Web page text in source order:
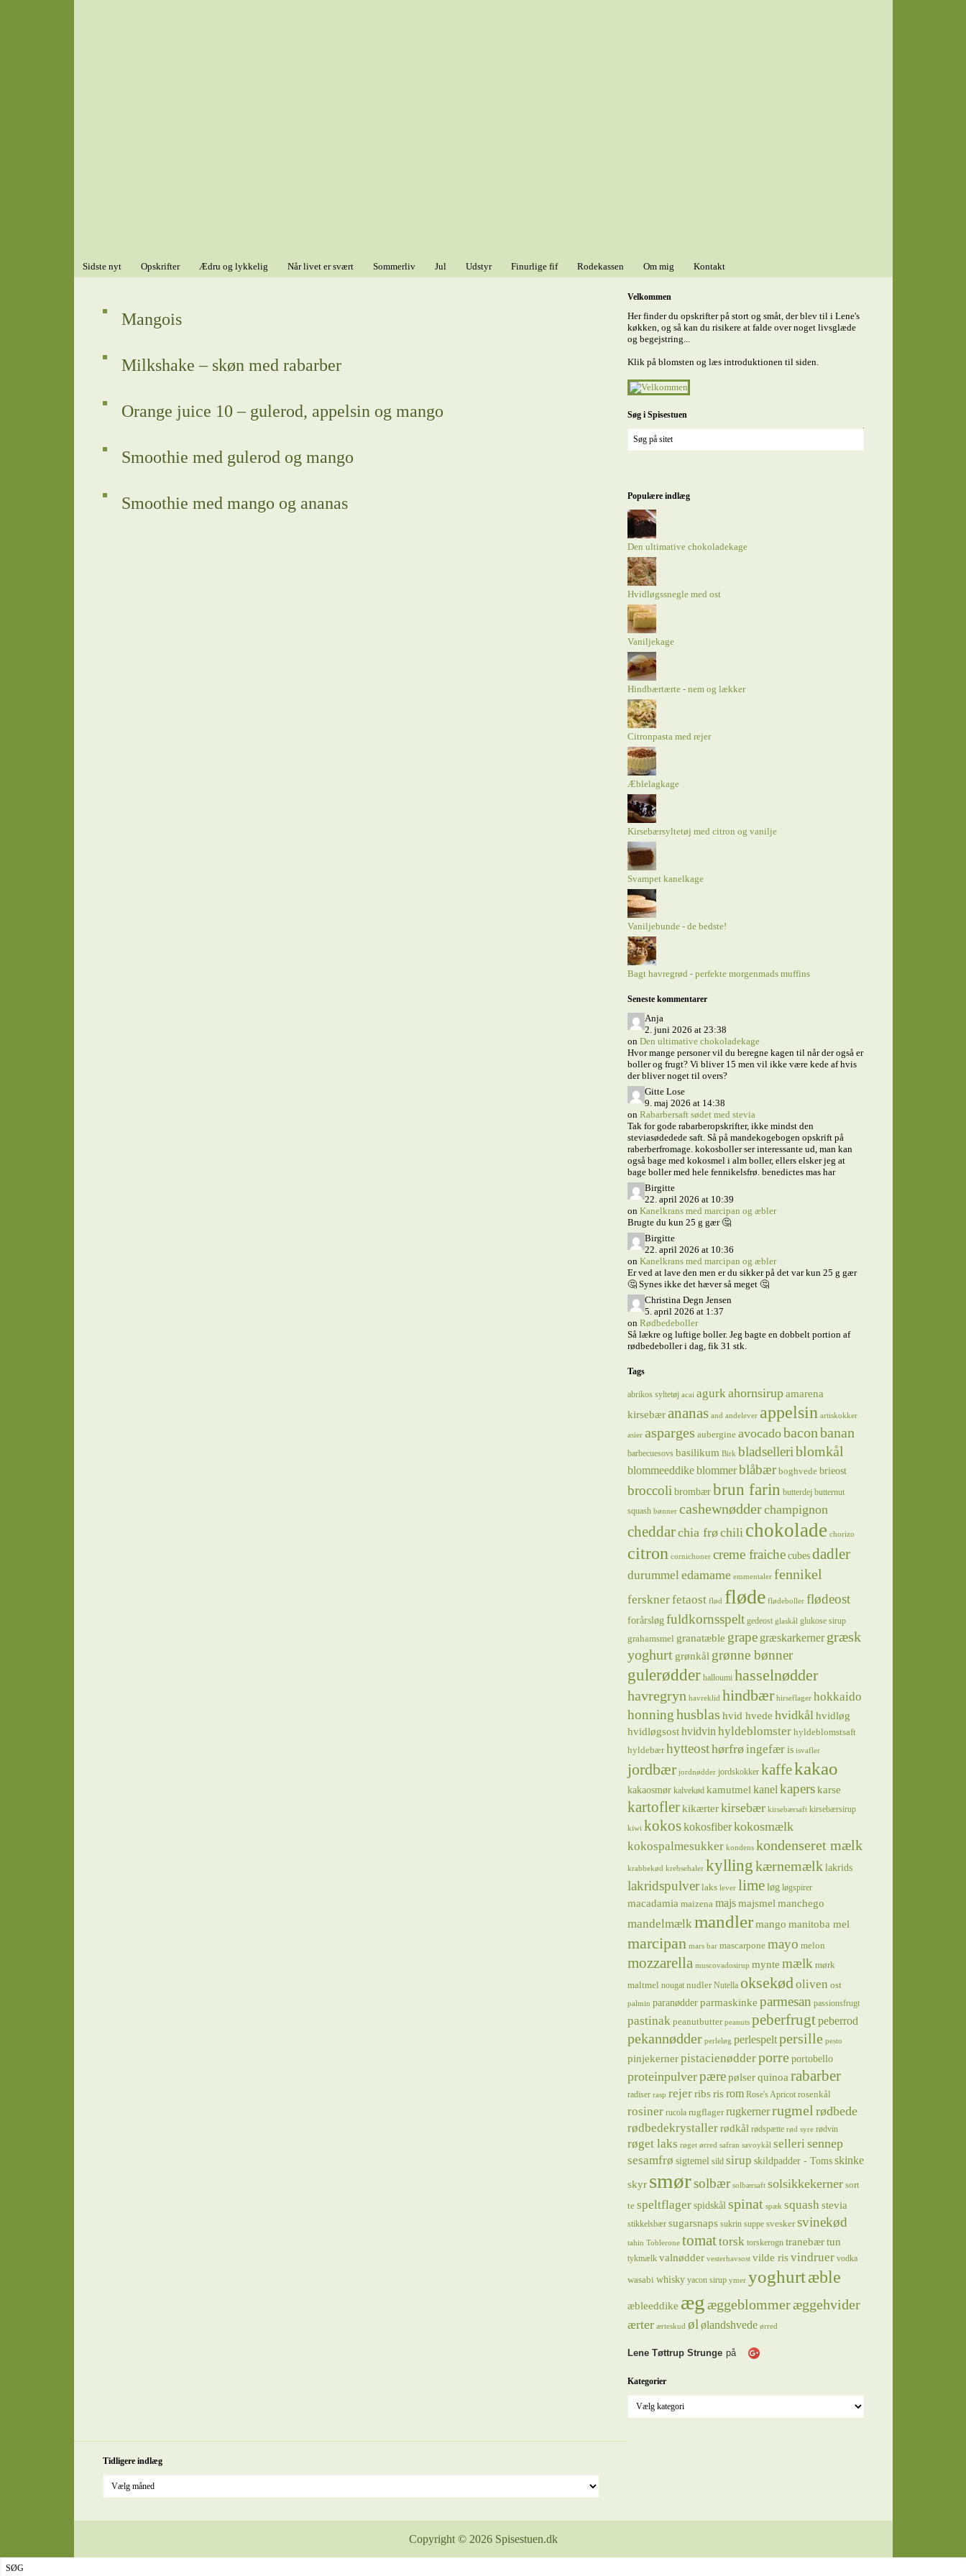
Sidste nyt Opskrifter Ædru og lykkelig Når livet er svært Sommerliv Jul Udstyr Finurlige fif Rodekassen Om mig Kontakt
Mangois
Milkshake – skøn med rabarber
Orange juice 10 – gulerod, appelsin og mango
Smoothie med gulerod og mango
Smoothie med mango og ananas
Velkommen
Her finder du opskrifter på stort og småt, der blev til i Lene's
køkken, og så kan du risikere at falde over noget livsglæde
og begejstring...
Klik på blomsten og læs introduktionen til siden.
Søg i Spisestuen
Populære indlæg
Den ultimative chokoladekage
Hvidløgssnegle med ost
Vaniljekage
Hindbærtærte - nem og lækker
Citronpasta med rejer
Æblelagkage
Kirsebærsyltetøj med citron og vanilje
Svampet kanelkage
Vaniljebunde - de bedste!
Bagt havregrød - perfekte morgenmads muffins
Seneste kommentarer
Anja
2. juni 2026 at 23:38
on Den ultimative chokoladekage
Hvor mange personer vil du beregne kagen til når der også er
boller og frugt? Vi bliver 15 men vil ikke være kede af hvis
der bliver noget til overs?
Gitte Lose
9. maj 2026 at 14:38
on Rabarbersaft sødet med stevia
Tak for gode rabarberopskrifter, ikke mindst den
steviasødedede saft. Så på mandekogebogen opskrift på
raberberfromage. kokosboller ser interessante ud, man kan
også bage med kokosmel i alm boller, ellers elsker jeg at
bage boller med hele fennikelsfrø. benedictes mas har
Birgitte
22. april 2026 at 10:39
on Kanelkrans med marcipan og æbler
Brugte du kun 25 g gær 🤔
Birgitte
22. april 2026 at 10:36
on Kanelkrans med marcipan og æbler
Er ved at lave den men er du sikker på det var kun 25 g gær
🤔 Synes ikke det hæver så meget 🤔
Christina Degn Jensen
5. april 2026 at 1:37
on Rødbedeboller
Så lækre og luftige boller. Jeg bagte en dobbelt portion af
rødbedeboller i dag, fik 31 stk.
Tags
abrikos syltetøj acai agurkahornsirup amarena
kirsebær ananas and andelever appelsin artiskokker
asier asparges aubergine avocadobaconbanan
barbecuesovs basilikum Birk bladselleriblomkål
blommeeddikeblommerblåbær boghvede brieost
broccoli brombær brun farin butterdej butternut
squash bønner cashewnødderchampignon
cheddarchia frøchili chokolade chorizo
citron cornichoner creme fraiche cubes dadler
durummeledamame emmentaler fennikel
fersknerfetaost flød fløde flødeboller flødeost
forårsløg fuldkornsspelt gedeost glaskål glukose sirup
grahamsmel granatæble grape græskarkerner græsk
yoghurt grønkål grønne bønner
gulerødder halloumi hasselnødder
havregryn havreklid hindbær hirseflager hokkaido
honninghusblas hvid hvede hvidkål hvidløg
hvidløgsost hvidvin hyldeblomster hyldeblomstsaft
hyldebær hytteosthørfrøingefær is isvafler
jordbær jordnødder jordskokker kaffekakao
kakaosmør kalvekød kamutmel kanelkapers karse
kartofler kikærter kirsebær kirsebærsaft kirsebærsirup
kiwi kokos kokosfiber kokosmælk
kokospalmesukker kondens kondenseret mælk
krabbekød krebsehaler kyllingkærnemælk lakrids
lakridspulver laks lever lime løg løgspirer
macadamia maizena majs majsmel manchego
mandelmælkmandler mango manitoba mel
marcipan mars bar mascarpone mayo melon
mozzarella muscovadosirup mynte mælk mørk
maltmel nougat nudler Nutella oksekødoliven ost
palmin paranødder parmaskinke parmesan passionsfrugt
pastinak peanutbutter peanuts peberfrugtpeberrod
pekannødder perleløg perlespelt persille pesto
pinjekerner pistacienødderporre portobello
proteinpulverpære pølser quinoa rabarber
radiser rasp rejer ribs ris rom Rose's Apricot rosenkål
rosiner rucola rugflager rugkernerrugmel rødbede
rødbedekrystaller rødkål rødspætte rød syre rødvin
røget laks røget ørred safran savoykål sellerisennep
sesamfrø sigtemel sild sirup skildpadder - Toms skinke
skyr smørsolbær solbærsaft solsikkekerner sort
te speltflager spidskål spinat spæk squash stevia
stikkelsbær sugarsnaps sukrin suppe svesker svinekød
tahin Toblerone tomattorsk torskerogn tranebær tun
tykmælk valnødder vesterhavsost vilde ris vindruer vodka
wasabi whisky yacon sirup ymer yoghurtæble
æbleeddike æg æggeblommeræggehvider
ærter ærteskud øl ølandshvede ørred
Lene Tøttrup Strunge på
Kategorier
Tidligere indlæg
Copyright © 2026 Spisestuen.dk